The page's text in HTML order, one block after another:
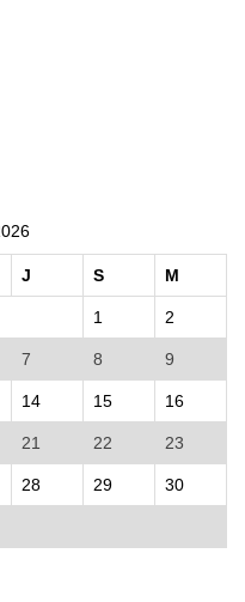
J S M
1 2
7 8 9
14 15 16
21 22 23
28 29 30